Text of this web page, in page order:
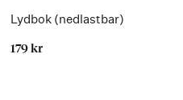
Lydbok (nedlastbar)
179 kr